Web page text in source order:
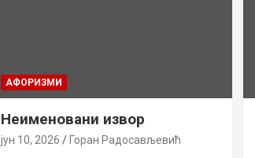
AФОРИЗМИ
Неименовани извор
јун 10, 2026 Горан Радосављевић